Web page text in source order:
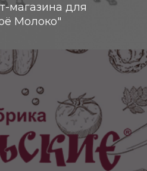
магазина для
Молоко"